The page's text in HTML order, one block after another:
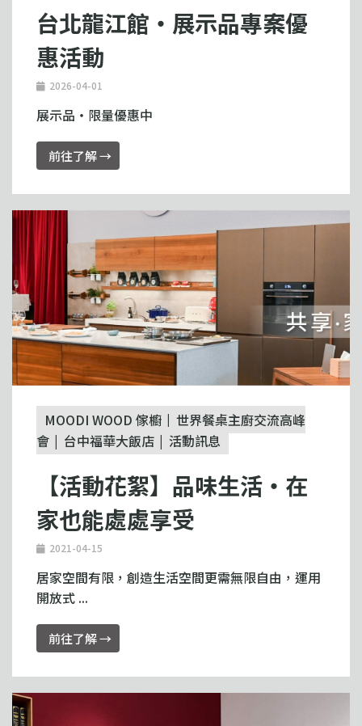
台北龍江館・展示品專案優
惠活動
2026-04-01
展示品・限量優惠中
前往了解 →
MOODI WOOD 傢櫥
世界餐桌主廚交流高峰
會
台中福華大飯店 活動訊息
【活動花絮】品味生活・在
家也能處處享受
2021-04-15
居家空間有限，創造生活空間更需無限自由，運用
開放式 ...
前往了解 →